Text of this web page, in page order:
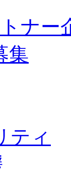
ナー
集
ティ